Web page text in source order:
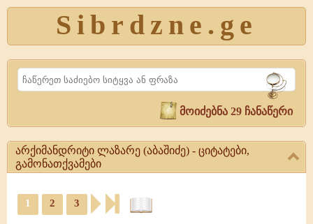
Sibrdzne.ge
Search
მოიძებნა 29 ჩანაწერი
არქიმანდრიტი ლაზარე (აბაშიძე) - ციტატები,
გამონათქვამები
ლაზარე
(აბაშიძე)
1 2 3